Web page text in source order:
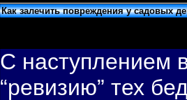
Как залечить повреждения у садовых
С наступлением
“ревизию” тех